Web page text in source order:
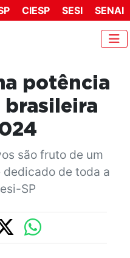
CIESP SESI SENAI
potência
brasileira
são fruto de um
de toda a
SP